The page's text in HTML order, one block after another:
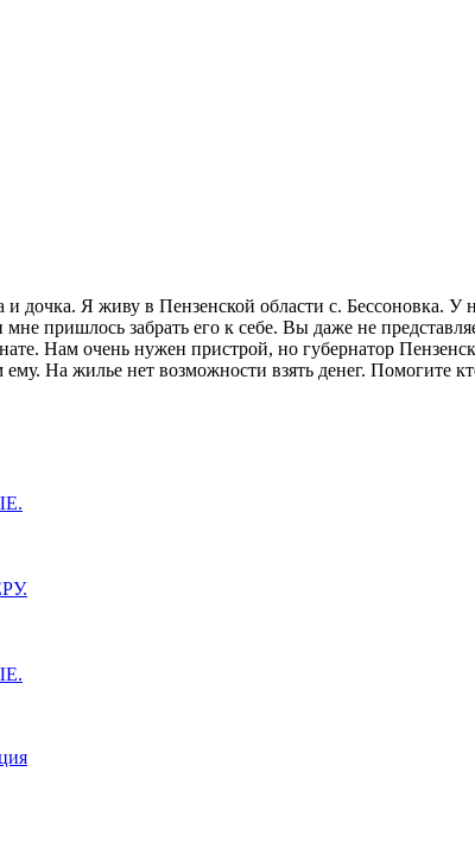
и дочка. Я живу в Пензенской области с.
пришлось забрать его к себе. Вы даже не
Нам очень нужен пристрой, но губернатор
На жилье нет возможности взять денег.